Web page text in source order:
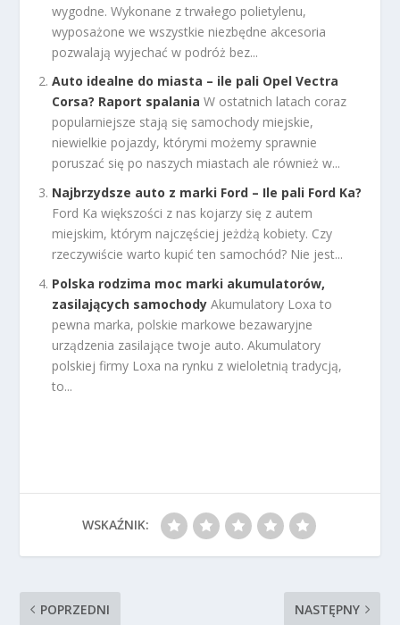
wygodne. Wykonane z trwałego polietylenu,
wyposażone we wszystkie niezbędne akcesoria
pozwalają wyjechać w podróż bez...
Auto idealne do miasta – ile pali Opel Vectra
Corsa? Raport spalania W ostatnich latach coraz
popularniejsze stają się samochody miejskie,
niewielkie pojazdy, którymi możemy sprawnie
poruszać się po naszych miastach ale również w...
Najbrzydsze auto z marki Ford – Ile pali Ford Ka?
Ford Ka większości z nas kojarzy się z autem
miejskim, którym najczęściej jeżdżą kobiety. Czy
rzeczywiście warto kupić ten samochód? Nie jest...
Polska rodzima moc marki akumulatorów,
zasilających samochody Akumulatory Loxa to
pewna marka, polskie markowe bezawaryjne
urządzenia zasilające twoje auto. Akumulatory
polskiej firmy Loxa na rynku z wieloletnią tradycją,
to...
WSKAŹNIK:
POPRZEDNI NASTĘPNY